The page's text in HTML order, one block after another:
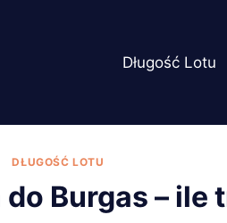
Długość Lotu
DŁUGOŚĆ LOTU
Burgas – ile